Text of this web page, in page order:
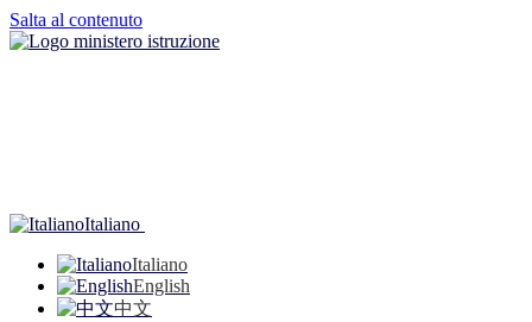
Salta al contenuto
Italiano
Italiano
English
中文